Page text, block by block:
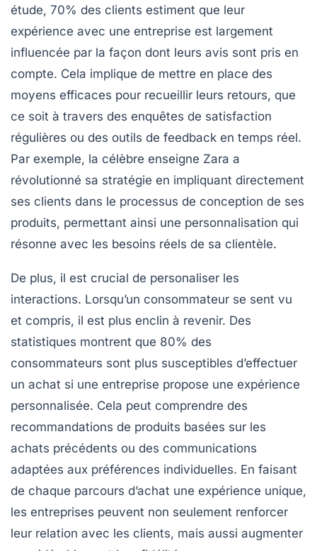
étude, 70% des clients estiment que leur
expérience avec une entreprise est largement
influencée par la façon dont leurs avis sont pris en
compte. Cela implique de mettre en place des
moyens efficaces pour recueillir leurs retours, que
ce soit à travers des enquêtes de satisfaction
régulières ou des outils de feedback en temps réel.
Par exemple, la célèbre enseigne Zara a
révolutionné sa stratégie en impliquant directement
ses clients dans le processus de conception de ses
produits, permettant ainsi une personnalisation qui
résonne avec les besoins réels de sa clientèle.
De plus, il est crucial de personaliser les
interactions. Lorsqu’un consommateur se sent vu
et compris, il est plus enclin à revenir. Des
statistiques montrent que 80% des
consommateurs sont plus susceptibles d’effectuer
un achat si une entreprise propose une expérience
personnalisée. Cela peut comprendre des
recommandations de produits basées sur les
achats précédents ou des communications
adaptées aux préférences individuelles. En faisant
de chaque parcours d’achat une expérience unique,
les entreprises peuvent non seulement renforcer
leur relation avec les clients, mais aussi augmenter